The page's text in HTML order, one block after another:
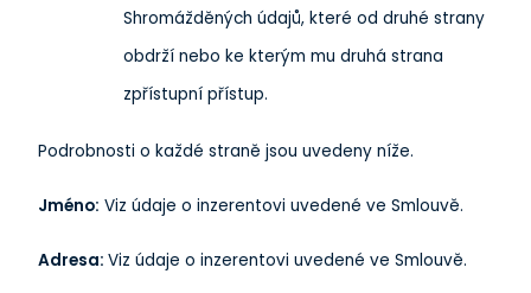
Shromážděných údajů, které od druhé strany
obdrží nebo ke kterým mu druhá strana
zpřístupní přístup.
Podrobnosti o každé straně jsou uvedeny níže.
Jméno: Viz údaje o inzerentovi uvedené ve Smlouvě.
Adresa: Viz údaje o inzerentovi uvedené ve Smlouvě.